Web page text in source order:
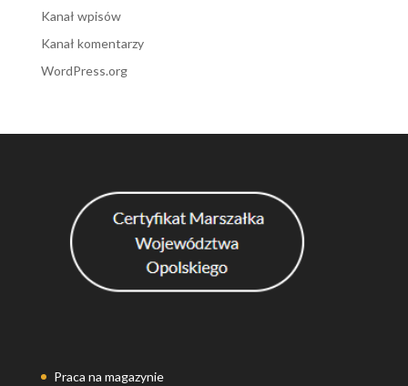
Kanał wpisów
Kanał komentarzy
WordPress.org
Praca na magazynie